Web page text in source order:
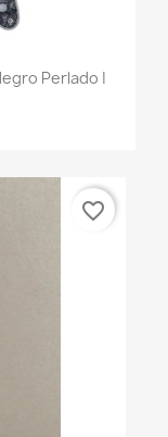
Perlado |
favorite_border